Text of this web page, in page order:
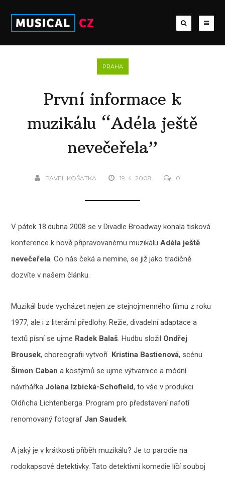
PRAHA
První informace k
muzikálu “Adéla ještě
nevečeřela”
PAVEL KOŠATKA 19. 4. 2008 0
V pátek 18.dubna 2008 se v Divadle Broadway konala tisková
konference k nově připravovanému muzikáluAdéla ještě
nevečeřela. Co nás čeká a nemine, se již jako tradičně
dozvíte v našem článku.
Muzikál bude vycházet nejen ze stejnojmenného filmu z roku
1977, ale i z literární předlohy. Režie, divadelní adaptace a
textů písní se ujme Radek Balaš. Hudbu složil Ondřej
Brousek, choreografii vytvoří Kristina Bastienová, scénu
Šimon Caban a kostýmů se ujme výtvarnice a módní
návrhářka Jolana Izbická-Schofield, to vše v produkci
Oldřicha Lichtenberga. Program pro představení nafotí
renomovaný fotograf Jan Saudek.
A jaký je v krátkosti příběh muzikálu? Je to parodie na
rodokapsové detektivky. Tato detektivní komedie líčí souboj